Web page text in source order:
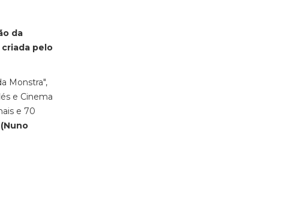
da
criada pelo
Monstra",
e Cinema
e 70